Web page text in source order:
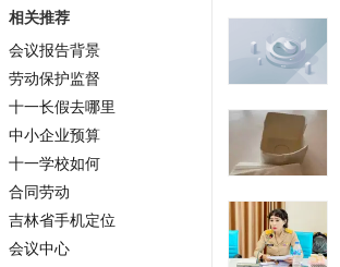
相关推荐
会议报告背景
劳动保护监督
十一长假去哪里
中小企业预算
十一学校如何
合同劳动
吉林省手机定位
会议中心